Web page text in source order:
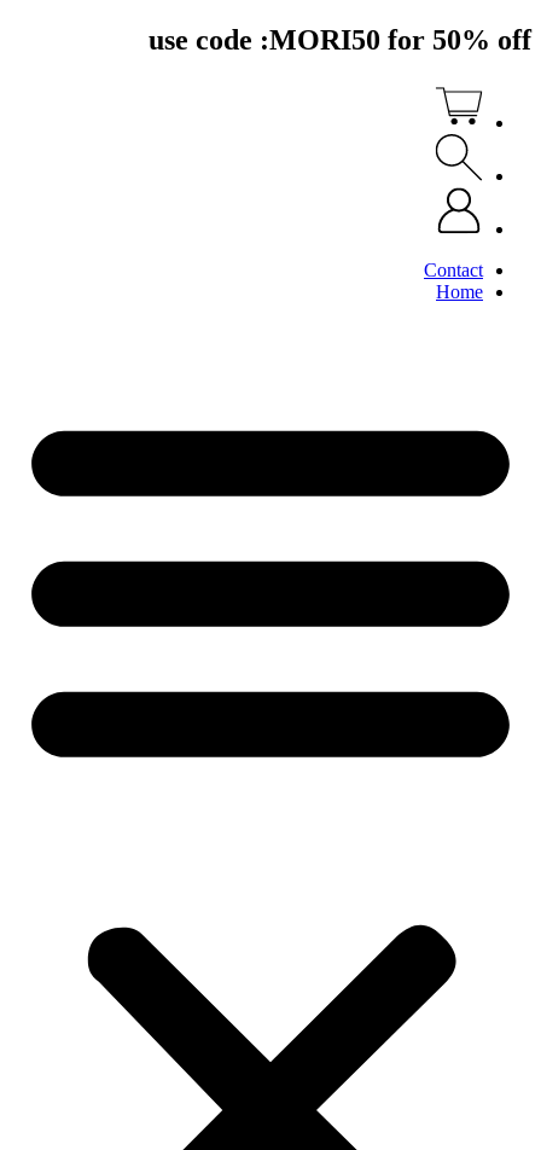
דלג
לתוכן
use code :MORI50 for 50% off
Contact
Home